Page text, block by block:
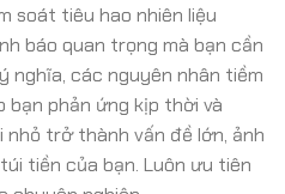
soát tiêu hao nhiên liệu
báo quan trọng mà bạn cần
nghĩa, các nguyên nhân tiềm
bạn phản ứng kịp thời và
trở thành vấn đề lớn, ảnh
tiền của bạn. Luôn ưu tiên